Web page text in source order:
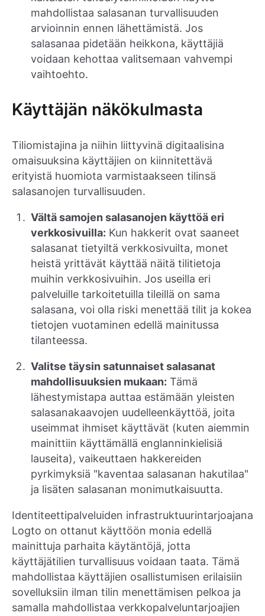
mahdollistaa salasanan turvallisuuden
arvioinnin ennen lähettämistä. Jos
salasanaa pidetään heikkona, käyttäjiä
voidaan kehottaa valitsemaan vahvempi
vaihtoehto.
Käyttäjän näkökulmasta
Tiliomistajina ja niihin liittyvinä digitaalisina
omaisuuksina käyttäjien on kiinnitettävä
erityistä huomiota varmistaakseen tilinsä
salasanojen turvallisuuden.
Vältä samojen salasanojen käyttöä eri
verkkosivuilla: Kun hakkerit ovat saaneet
salasanat tietyiltä verkkosivuilta, monet
heistä yrittävät käyttää näitä tilitietoja
muihin verkkosivuihin. Jos useilla eri
palveluille tarkoitetuilla tileillä on sama
salasana, voi olla riski menettää tilit ja kokea
tietojen vuotaminen edellä mainitussa
tilanteessa.
Valitse täysin satunnaiset salasanat
mahdollisuuksien mukaan: Tämä
lähestymistapa auttaa estämään yleisten
salasanakaavojen uudelleenkäyttöä, joita
useimmat ihmiset käyttävät (kuten aiemmin
mainittiin käyttämällä englanninkielisiä
lauseita), vaikeuttaen hakkereiden
pyrkimyksiä "kaventaa salasanan hakutilaa"
ja lisäten salasanan monimutkaisuutta.
Identiteettipalveluiden infrastruktuurintarjoajana
Logto on ottanut käyttöön monia edellä
mainittuja parhaita käytäntöjä, jotta
käyttäjätilien turvallisuus voidaan taata. Tämä
mahdollistaa käyttäjien osallistumisen erilaisiin
sovelluksiin ilman tilin menettämisen pelkoa ja
samalla mahdollistaa verkkopalveluntarjoajien